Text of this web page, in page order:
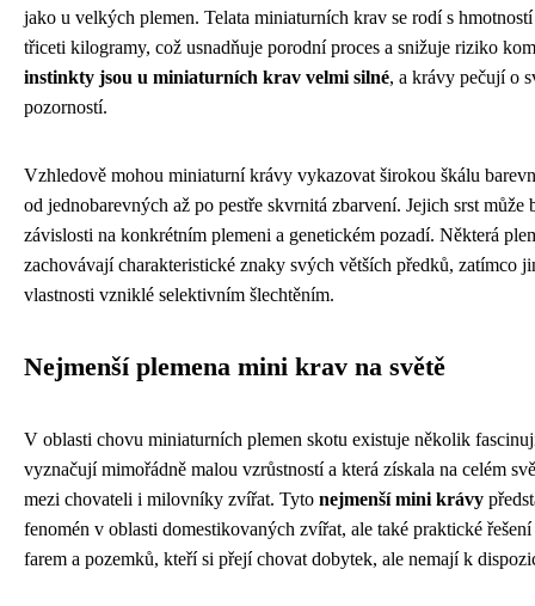
jako u velkých plemen. Telata miniaturních krav se rodí s
třiceti kilogramy, což usnadňuje porodní proces a snižuje riziko
instinkty jsou u miniaturních krav velmi silné, a krávy pečují o
pozorností.
Vzhledově mohou miniaturní krávy vykazovat širokou škálu
od jednobarevných až po pestře skvrnitá zbarvení. Jejich srst může
závislosti na konkrétním plemeni a genetickém pozadí. Některá
zachovávají charakteristické znaky svých větších předků, zatímco
vlastnosti vzniklé selektivním šlechtěním.
Nejmenší plemena mini krav na světě
V oblasti chovu miniaturních plemen skotu existuje několik
vyznačují mimořádně malou vzrůstností a která získala na celém
mezi chovateli i milovníky zvířat. Tyto nejmenší mini krávy
fenomén v oblasti domestikovaných zvířat, ale také praktické
farem a pozemků, kteří si přejí chovat dobytek, ale nemají k